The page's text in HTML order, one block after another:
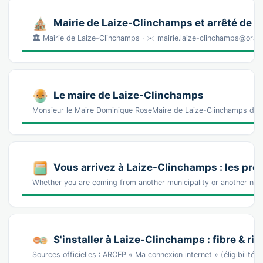
Mairie de Laize-Clinchamps et arrêté de
🏛️ Mairie de Laize-Clinchamps · ✉️ mairie.laize-
Le maire de Laize-Clinchamps
Monsieur le Maire Dominique RoseMaire de Laize-Clinchamps
Vous arrivez à Laize-Clinchamps : les
Whether you are coming from another municipality or another
S'installer à Laize-Clinchamps : fibre &
Sources officielles : ARCEP « Ma connexion internet » (éligibilité